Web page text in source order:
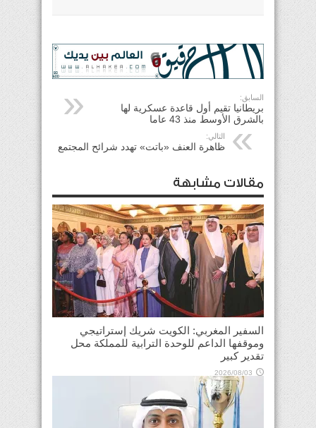
السابق:
بريطانيا تقيم أول قاعدة عسكرية لها
بالشرق الأوسط منذ 43 عاما
التالي:
ظاهرة العنف «باتت» تهدد شرائح المجتمع
مقالات مشابهة
السفير المغربي: الكويت شريك إستراتيجي
وموقفها الداعم للوحدة الترابية للمملكة محل
تقدير كبير
2026/08/03